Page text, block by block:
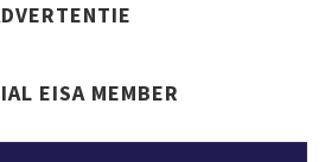
EISA MEMBER